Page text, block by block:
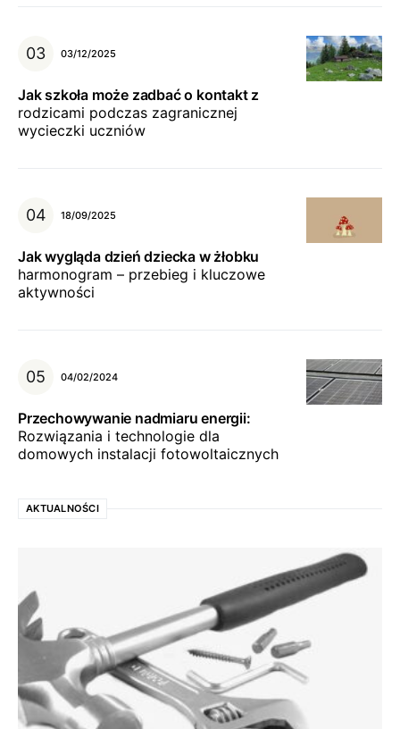
03/12/2025
Jak szkoła może zadbać o kontakt z
rodzicami podczas zagranicznej
wycieczki uczniów
18/09/2025
Jak wygląda dzień dziecka w żłobku
harmonogram – przebieg i kluczowe
aktywności
04/02/2024
Przechowywanie nadmiaru energii:
Rozwiązania i technologie dla
domowych instalacji fotowoltaicznych
AKTUALNOŚCI